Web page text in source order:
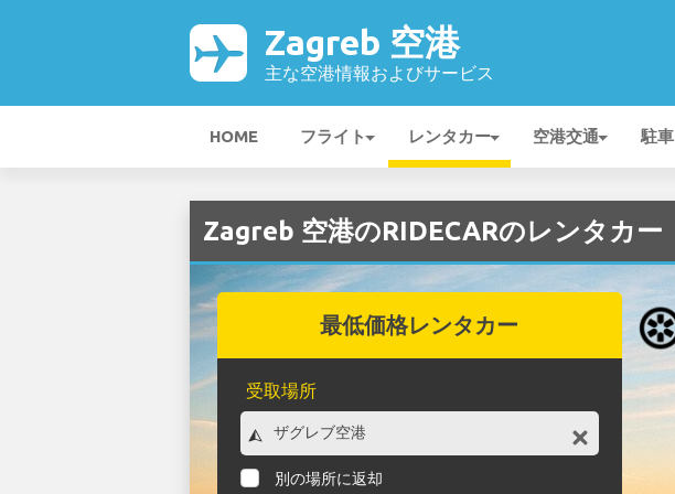
Zagreb 空港
主な空港情報およびサービス
HOME フライト レンタカー 空港交通 駐車
Zagreb 空港のRIDECARのレンタカー
最低価格レンタカー
受取場所
別の場所に返却